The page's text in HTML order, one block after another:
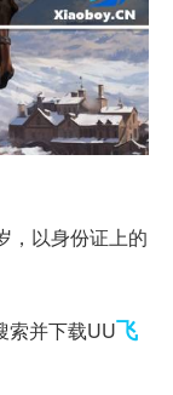
，以身份证上的
索并下载UU飞